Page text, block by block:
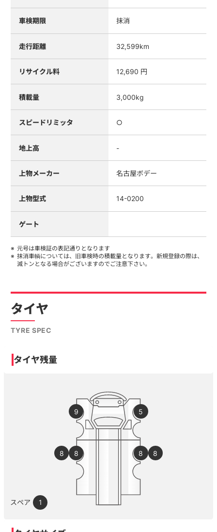
車検期限 抹消
走行距離 32,599km
リサイクル料 12,690 円
積載量 3,000kg
スピードリミッタ ○
地上高 -
上物メーカー 名古屋ボデー
上物型式 14-0200
ゲート
元号は車検証の表記通りとなります
抹消車輌については、旧車検時の積載量となります。新規登録の際は、
減トンとなる場合がございますのでご注意下さい。
タイヤ
TYRE SPEC
タイヤ残量
9 5
8
8 8 8
スペア 1